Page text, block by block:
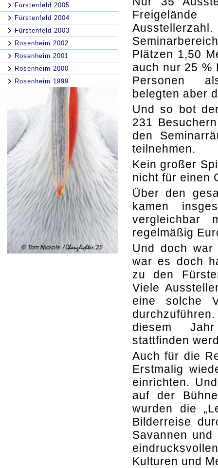
Fürstenfeld 2005
Fürstenfeld 2004
Fürstenfeld 2003
Rosenheim 2002
Rosenheim 2001
Rosenheim 2000
Rosenheim 1999
Plätzen 1,50
auch nur 25 %
Personen
belegten aber
Und so bot
231
den
teilnehmen.
Kein großer
nicht für einen
Über den
kamen
vergleichbar
regelmäßig
Und doch war
war es doch
zu den
Viele
eine solche
diesem
stattfinden
Auch für die
Erstmalig
einrichten.
auf der
wurden die
Bilderreise
Savannen und
Kulturen und